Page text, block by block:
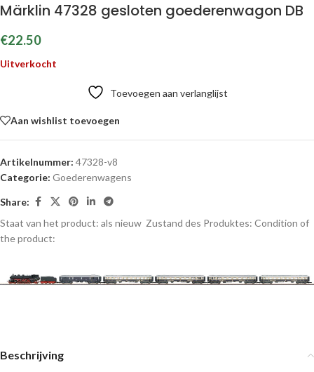
Märklin 47328 gesloten goederenwagon DB
€22.50
Uitverkocht
Toevoegen aan verlanglijst
Aan wishlist toevoegen
Artikelnummer: 47328-v8
Categorie: Goederenwagens
Share:
Staat van het product: als nieuw Zustand des Produktes: Condition of
the product:
Beschrijving